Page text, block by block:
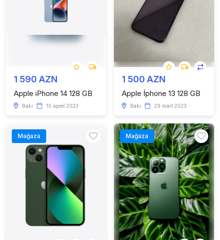
1 590 AZN
Apple iPhone 14 128 GB
Bakı 10 aprel 2023
1 500 AZN
Apple İphone 13 128 GB
Bakı 29 mart 2023
Mağaza Mağaza